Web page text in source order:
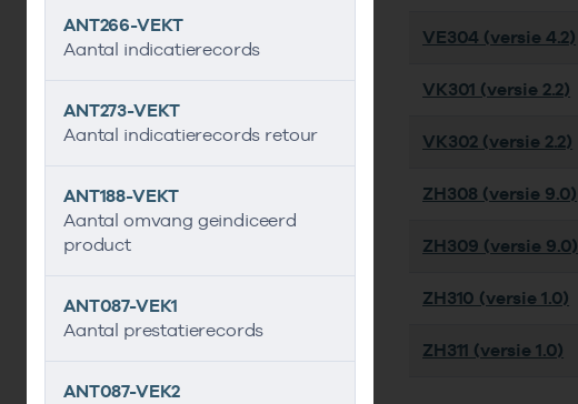
ANT266-VEKT
Aantal indicatierecords
ANT273-VEKT
Aantal indicatierecords retour
ANT188-VEKT
Aantal omvang geindiceerd
product
ANT087-VEK1
Aantal prestatierecords
ANT087-VEK2
VE304 (versie 4.2)
VK301 (versie 2.2)
VK302 (versie 2.2)
ZH308 (versie 9.0)
ZH309 (versie 9.0)
ZH310 (versie 1.0)
ZH311 (versie 1.0)